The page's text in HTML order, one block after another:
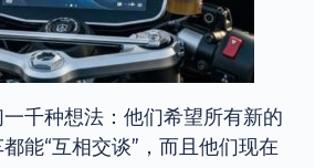
千种想法：他们希望所有新的
能“互相交谈”，而且他们现在